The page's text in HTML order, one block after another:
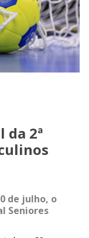
da 2ª
de julho, o
Seniores